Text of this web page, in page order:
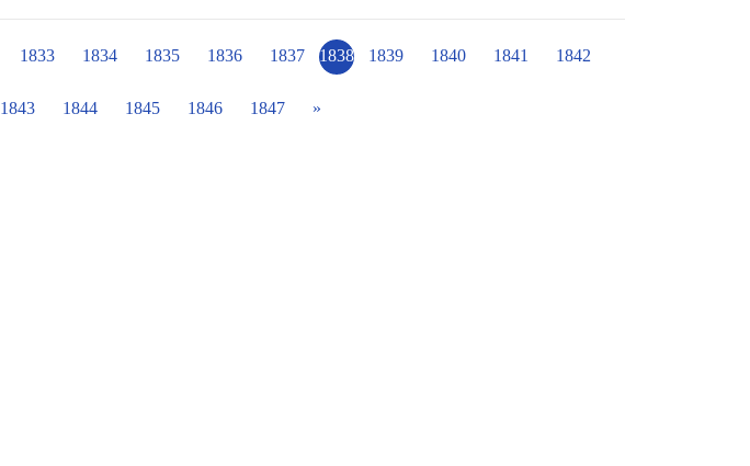
1833 1834 1835 1836 1837 1838 1839 1840 1841 1842
1843 1844 1845 1846 1847 »